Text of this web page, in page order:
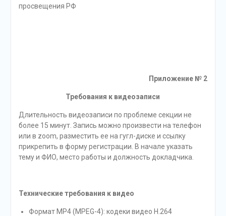
просвещения РФ
Приложение № 2
Требования к видеозаписи
Длительность видеозаписи по проблеме секции не
более 15 минут. Запись можно произвести на телефон
или в zoom, разместить ее на гугл-диске и ссылку
прикрепить в форму регистрации. В начале указать
тему и ФИО, место работы и должность докладчика.
Технические требования к видео
Формат MP4 (MPEG-4): кодеки видео H.264